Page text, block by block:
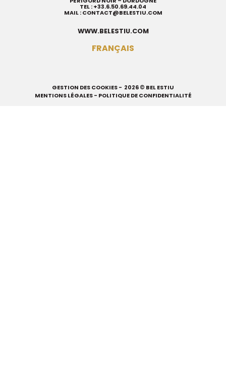
TEL :+33.6.50.69.44.04
MAIL :CONTACT@BELESTIU.COM
WWW.BELESTIU.COM
FRANÇAIS
GESTION DES COOKIES- 2026 © BEL ESTIU
MENTIONS LÉGALES- POLITIQUE DE CONFIDENTIALITÉ